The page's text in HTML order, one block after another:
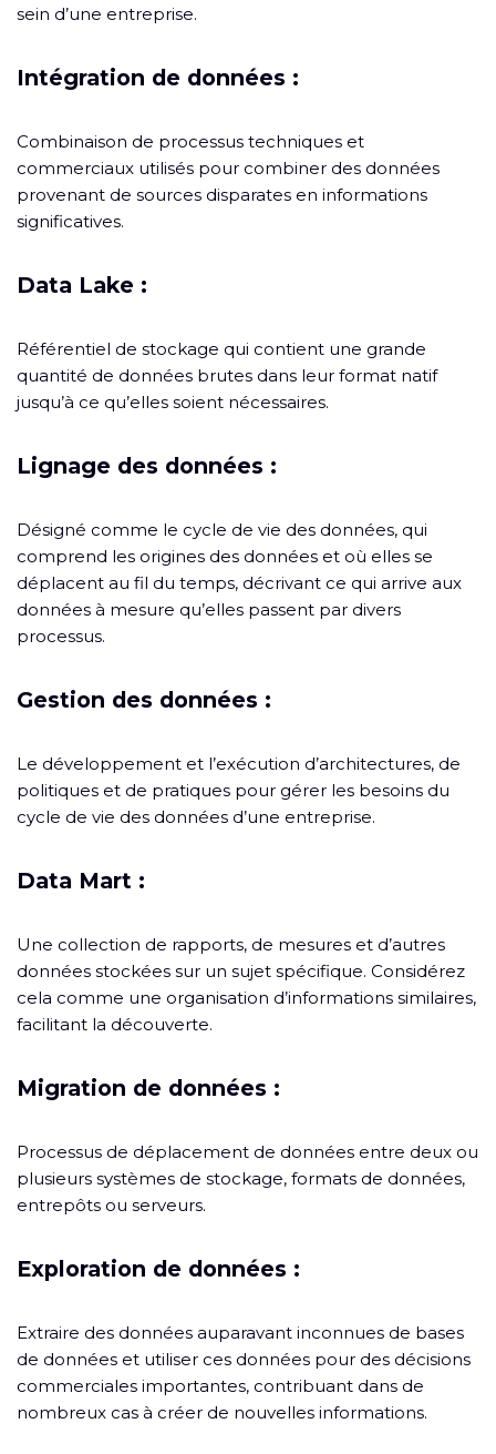
sein d’une entreprise.
Intégration de données :
Combinaison de processus techniques et
commerciaux utilisés pour combiner des données
provenant de sources disparates en informations
significatives.
Data Lake :
Référentiel de stockage qui contient une grande
quantité de données brutes dans leur format natif
jusqu’à ce qu’elles soient nécessaires.
Lignage des données :
Désigné comme le cycle de vie des données, qui
comprend les origines des données et où elles se
déplacent au fil du temps, décrivant ce qui arrive aux
données à mesure qu’elles passent par divers
processus.
Gestion des données :
Le développement et l’exécution d’architectures, de
politiques et de pratiques pour gérer les besoins du
cycle de vie des données d’une entreprise.
Data Mart :
Une collection de rapports, de mesures et d’autres
données stockées sur un sujet spécifique. Considérez
cela comme une organisation d’informations similaires,
facilitant la découverte.
Migration de données :
Processus de déplacement de données entre deux ou
plusieurs systèmes de stockage, formats de données,
entrepôts ou serveurs.
Exploration de données :
Extraire des données auparavant inconnues de bases
de données et utiliser ces données pour des décisions
commerciales importantes, contribuant dans de
nombreux cas à créer de nouvelles informations.